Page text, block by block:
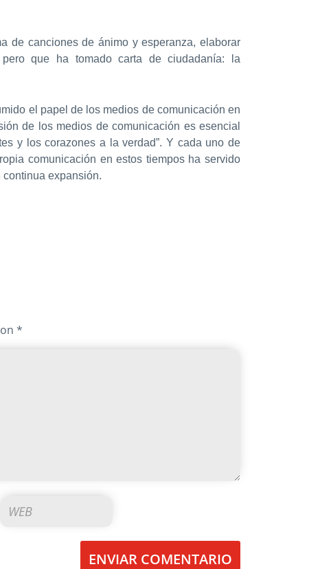
de canciones de ánimo y esperanza, elaborar
que ha tomado carta de ciudadanía: la
el papel de los medios de comunicación en
de los medios de comunicación es esencial
y los corazones a la verdad”. Y cada uno de
comunicación en estos tiempos ha servido
expansión.
*
ENVIAR COMENTARIO